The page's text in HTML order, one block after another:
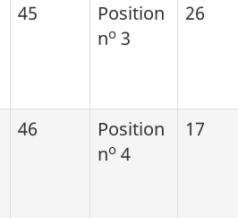
45
Position
no 3
26
46
Position
no 4
17